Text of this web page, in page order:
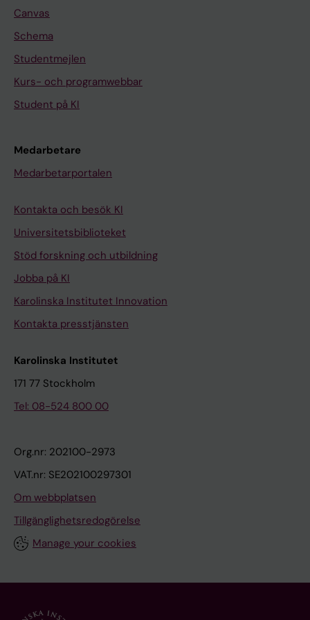
Canvas
Schema
Studentmejlen
Kurs- och programwebbar
Student på KI
Medarbetare
Medarbetarportalen
Kontakta och besök KI
Universitetsbiblioteket
Stöd forskning och utbildning
Jobba på KI
Karolinska Institutet Innovation
Kontakta presstjänsten
Karolinska Institutet
171 77 Stockholm
Tel: 08-524 800 00
Org.nr: 202100-2973
VAT.nr: SE202100297301
Om webbplatsen
Tillgänglighetsredogörelse
Manage your cookies